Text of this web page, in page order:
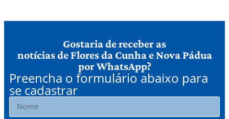
Gostaria de receber as
notícias de Flores da Cunha e Nova Pádua
por WhatsApp?
Preencha o formulário abaixo para
se cadastrar